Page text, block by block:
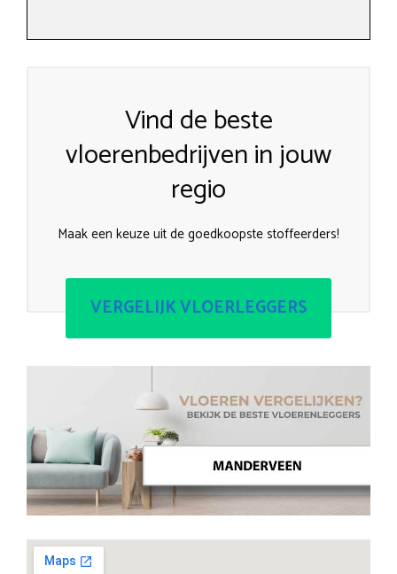
Vind de beste
vloerenbedrijven in jouw
regio
Maak een keuze uit de goedkoopste stoffeerders!
VERGELIJK VLOERLEGGERS